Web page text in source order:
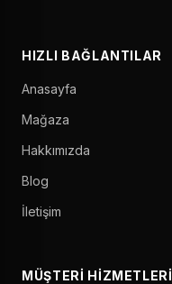
HIZLI BAĞLANTILAR
Anasayfa
Mağaza
Hakkımızda
Blog
İletişim
MÜŞTERI HIZMETLERI